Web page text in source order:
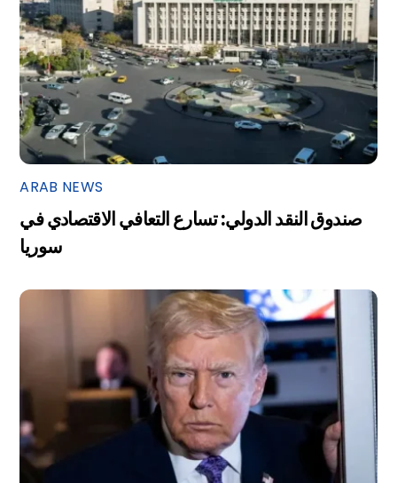
ARAB NEWS
صندوق النقد الدولي: تسارع التعافي الاقتصادي في
سوريا